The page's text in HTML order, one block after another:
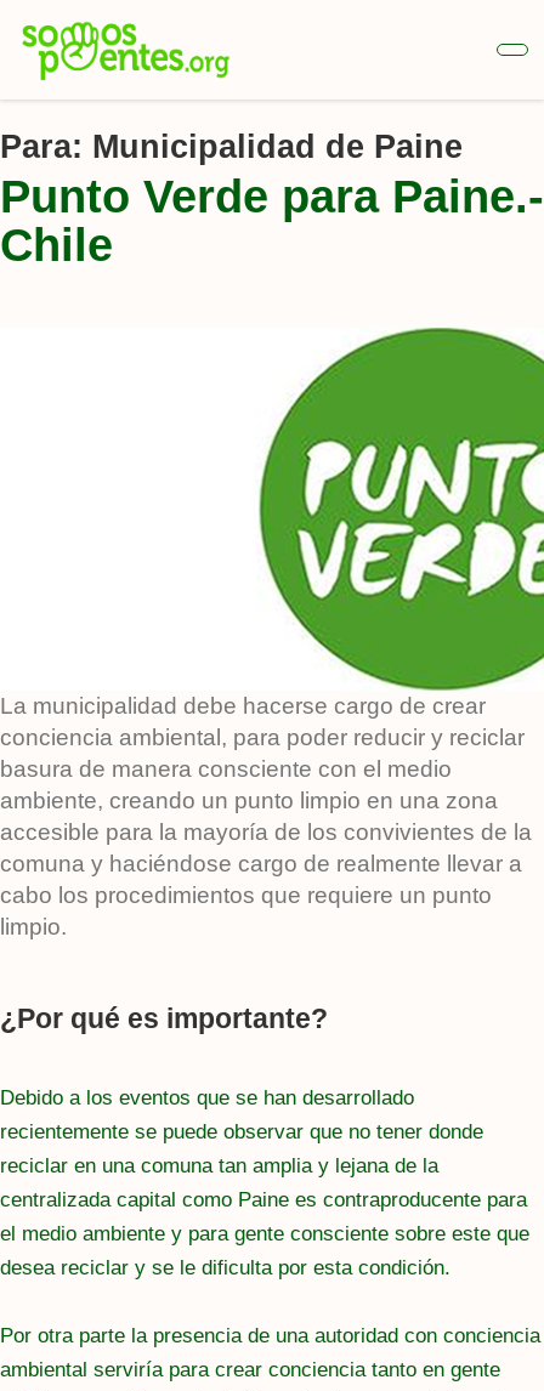
contenido
principal
Para: Municipalidad de Paine
Punto Verde para Paine.-
Chile
La municipalidad debe hacerse cargo de crear
conciencia ambiental, para poder reducir y reciclar
basura de manera consciente con el medio
ambiente, creando un punto limpio en una zona
accesible para la mayoría de los convivientes de la
comuna y haciéndose cargo de realmente llevar a
cabo los procedimientos que requiere un punto
limpio.
¿Por qué es importante?
Debido a los eventos que se han desarrollado
recientemente se puede observar que no tener donde
reciclar en una comuna tan amplia y lejana de la
centralizada capital como Paine es contraproducente para
el medio ambiente y para gente consciente sobre este que
desea reciclar y se le dificulta por esta condición.
Por otra parte la presencia de una autoridad con conciencia
ambiental serviría para crear conciencia tanto en gente